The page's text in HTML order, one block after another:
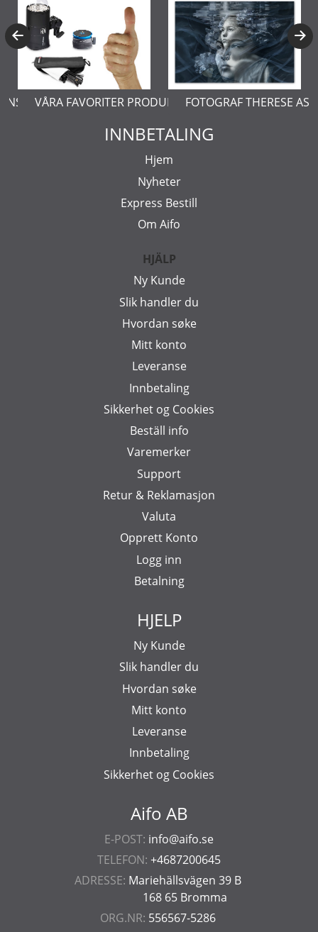
VÅRA FAVORITER PRODUKTERFOTOGRAF THERESE
Aifo AB
E-POST: info@aifo.se
TELEFON: +4687200645
ADRESSE: Mariehällsvägen 39 B
168 65 Bromma
ORG.NR: 556567-5286
INNBETALING
Hjem
Nyheter
Express Bestill
Om Aifo
HJÄLP
Ny Kunde
Slik handler du
Hvordan søke
Mitt konto
Leveranse
Innbetaling
Sikkerhet og Cookies
Beställ info
Varemerker
Support
Retur & Reklamasjon
Valuta
Opprett Konto
Logg inn
Betalning
HJELP
Ny Kunde
Slik handler du
Hvordan søke
Mitt konto
Leveranse
Innbetaling
Sikkerhet og Cookies